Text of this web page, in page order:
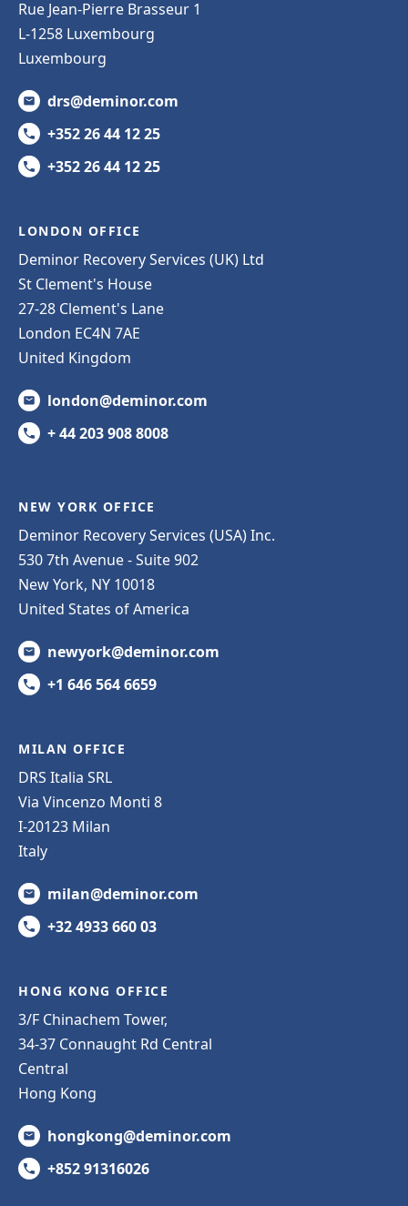
Rue Jean-Pierre Brasseur 1
L-1258 Luxembourg
Luxembourg
drs@deminor.com
+352 26 44 12 25
+352 26 44 12 25
LONDON OFFICE
Deminor Recovery Services (UK) Ltd
St Clement's House
27-28 Clement's Lane
London EC4N 7AE
United Kingdom
london@deminor.com
+ 44 203 908 8008
NEW YORK OFFICE
Deminor Recovery Services (USA) Inc.
530 7th Avenue - Suite 902
New York, NY 10018
United States of America
newyork@deminor.com
+1 646 564 6659
MILAN OFFICE
DRS Italia SRL
Via Vincenzo Monti 8
I-20123 Milan
Italy
milan@deminor.com
+32 4933 660 03
HONG KONG OFFICE
3/F Chinachem Tower,
34-37 Connaught Rd Central
Central
Hong Kong
hongkong@deminor.com
+852 91316026